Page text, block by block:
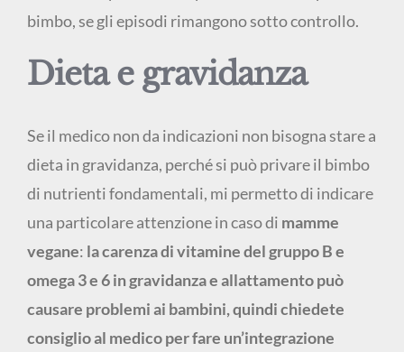
bimbo, se gli episodi rimangono sotto controllo.
Dieta e gravidanza
Se il medico non da indicazioni non bisogna stare a
dieta in gravidanza, perché si può privare il bimbo
di nutrienti fondamentali, mi permetto di indicare
una particolare attenzione in caso di mamme
vegane: la carenza divitamine del gruppo B e
omega 3 e 6 in gravidanza e allattamento può
causare problemi ai bambini, quindi chiedete
consiglio al medico per fare un’integrazione